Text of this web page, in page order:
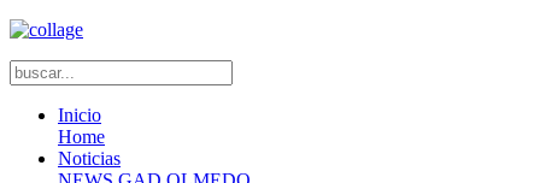
Inicio
Home
Noticias